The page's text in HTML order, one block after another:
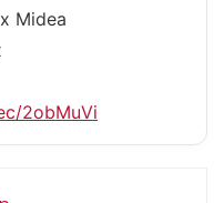
Midea
2obMuVi